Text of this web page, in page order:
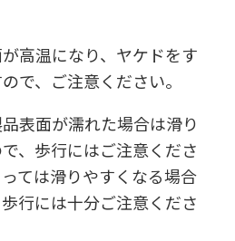
高温になり、ヤケドをす
で、ご注意ください。
表面が濡れた場合は滑り
、歩行にはご注意くださ
ては滑りやすくなる場合
行には十分ご注意くださ